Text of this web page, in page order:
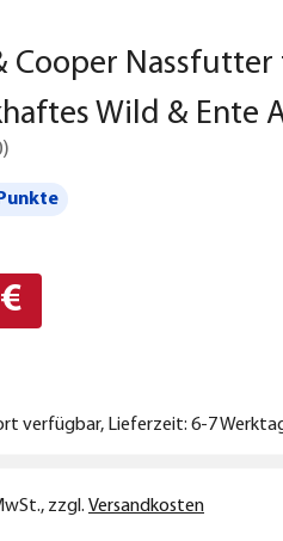
Cooper
Wild & Ente
)
verfügbar, Lieferzeit: 6-7
, zzgl. Versandkosten